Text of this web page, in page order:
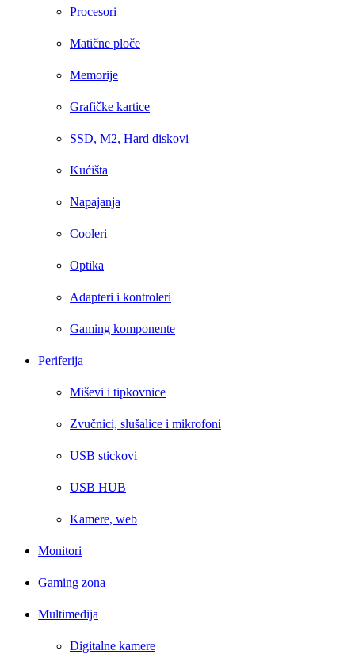
Procesori
Matične ploče
Memorije
Grafičke kartice
SSD, M2, Hard diskovi
Kućišta
Napajanja
Cooleri
Optika
Adapteri i kontroleri
Gaming komponente
Periferija
Miševi i tipkovnice
Zvučnici, slušalice i mikrofoni
USB stickovi
USB HUB
Kamere, web
Monitori
Gaming zona
Multimedija
Digitalne kamere